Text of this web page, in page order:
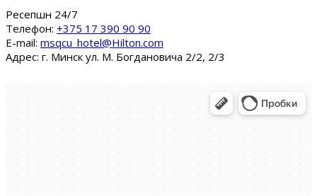
Ресепшн 24/7
Tелефон: +375 17 390 90 90
E-mail: msqcu_hotel@Hilton.com
Адрес: г. Минск ул. М. Богдановича 2/2, 2/3